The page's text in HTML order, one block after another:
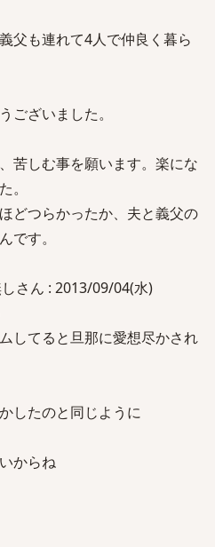
父も連れて4人で仲良く暮ら
ございました。
苦しむ事を願います。楽にな
。
どつらかったか、夫と義父の
です。
さん : 2013/09/04(水)
してると旦那に愛想尽かされ
したのと同じように
からね